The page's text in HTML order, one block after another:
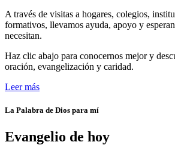
A través de visitas a hogares, colegios,
formativos, llevamos ayuda, apoyo y
necesitan.
Haz clic abajo para conocernos mejor y
oración, evangelización y caridad.
Leer más
La Palabra de Dios para mí
Evangelio de hoy